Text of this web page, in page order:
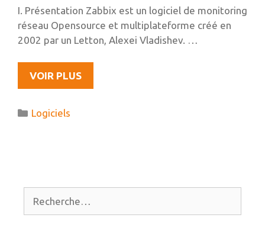
I. Présentation Zabbix est un logiciel de monitoring
réseau Opensource et multiplateforme créé en
2002 par un Letton, Alexei Vladishev. …
VOIR PLUSZABBIX,
UN
Catégories
Logiciels